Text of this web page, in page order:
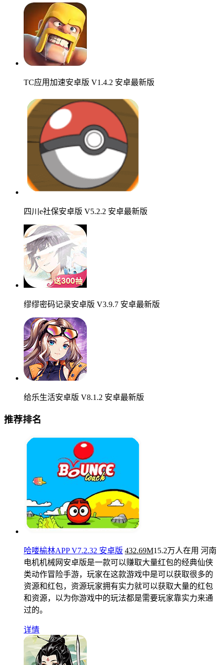
TC应用加速安卓版 V1.4.2 安卓最新版
四川e社保安卓版 V5.2.2 安卓最新版
缪缪密码记录安卓版 V3.9.7 安卓最新版
给乐生活安卓版 V8.1.2 安卓最新版
推荐排名
哈喽榆林APP V7.2.32 安卓版 432.69M15.2万人在用 河南
电机机械网安卓版是一款可以赚取大量红包的经典仙侠
类动作冒险手游，玩家在这款游戏中是可以获取很多的
资源和红包，资源玩家拥有实力就可以获取大量的红包
和资源，以为你游戏中的玩法都是需要玩家靠实力来通
过的。
详情